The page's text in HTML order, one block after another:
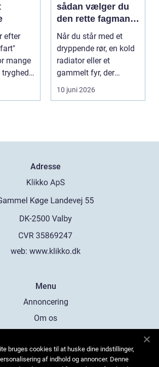
efter
mange
i
sådan vælger du
den rette fagmand
til vand, varme og
energi
Når du står med et
dryppende rør, en kold
radiator eller et
gammelt fyr, der
synger på sidste vers,
10 juni 2026
Adresse
web: www.klikko.dk
Menu
Annoncering
Om os
Kontakt os
bruges cookies til at huske dine indstillinger,
af indhold og annoncer. Denne